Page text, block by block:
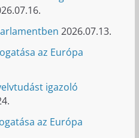
2026.07.13.
az Európa
igazoló
az Európa